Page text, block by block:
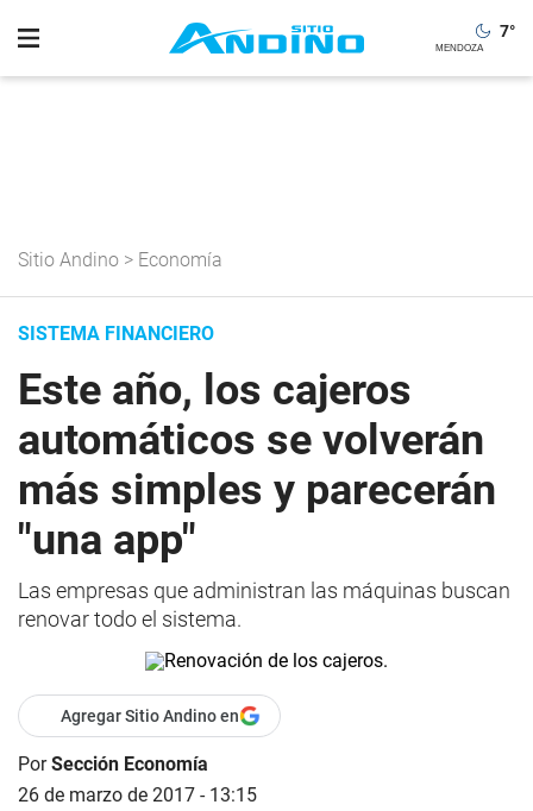
7°
Sitio Andino > Economía
SISTEMA FINANCIERO
Este año, los cajeros
automáticos se volverán
más simples y parecerán
"una app"
Las empresas que administran las máquinas buscan
renovar todo el sistema.
Agregar Sitio Andino en
PorSección Economía
26 de marzo de 2017 - 13:15